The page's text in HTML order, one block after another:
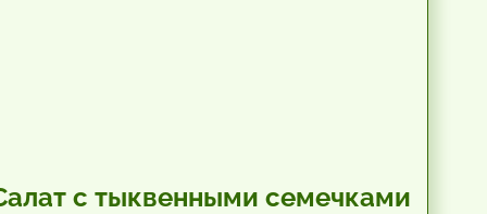
с тыквенными семечками